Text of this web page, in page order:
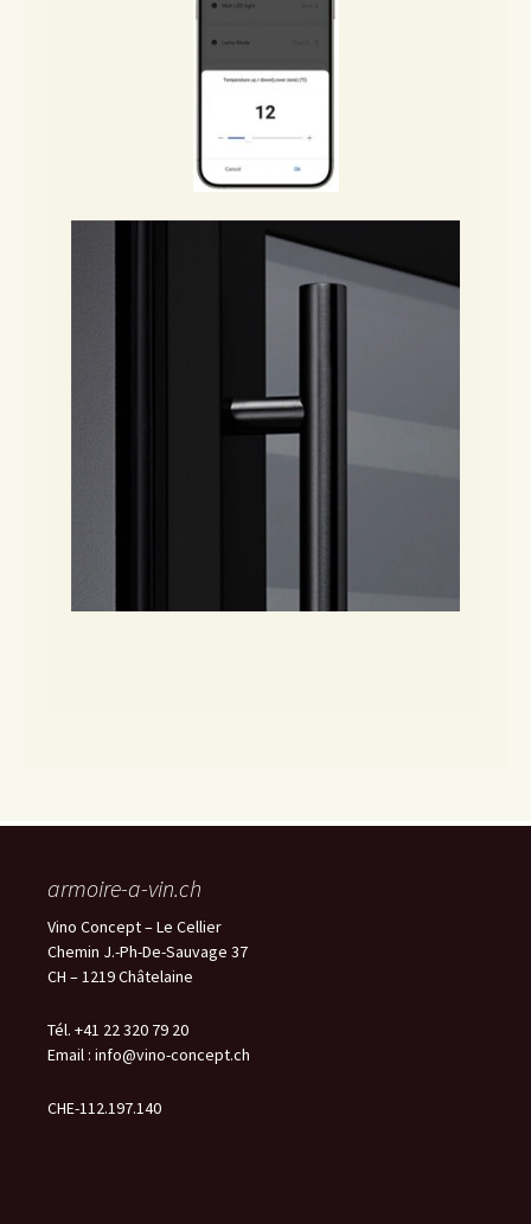
armoire-a-vin.ch
Vino Concept – Le Cellier
Chemin J.-Ph-De-Sauvage 37
CH – 1219 Châtelaine
Tél. +41 22 320 79 20
Email : info@vino-concept.ch
CHE-112.197.140